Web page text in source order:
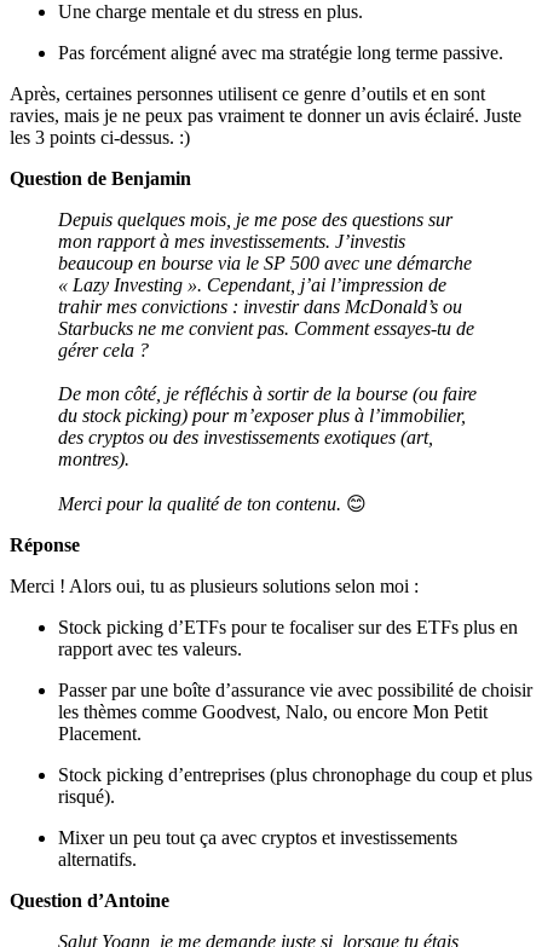
Une charge mentale et du stress en plus.
Pas forcément aligné avec ma stratégie long terme passive.
Après, certaines personnes utilisent ce genre d’outils et en sont
ravies, mais je ne peux pas vraiment te donner un avis éclairé. Juste
les 3 points ci-dessus. :)
Question de Benjamin
Depuis quelques mois, je me pose des questions sur
mon rapport à mes investissements. J’investis
beaucoup en bourse via le SP 500 avec une démarche
« Lazy Investing ». Cependant, j’ai l’impression de
trahir mes convictions : investir dans McDonald’s ou
Starbucks ne me convient pas. Comment essayes-tu de
gérer cela ?
De mon côté, je réfléchis à sortir de la bourse (ou faire
du stock picking) pour m’exposer plus à l’immobilier,
des cryptos ou des investissements exotiques (art,
montres).
Merci pour la qualité de ton contenu. 😊
Réponse
Merci ! Alors oui, tu as plusieurs solutions selon moi :
Stock picking d’ETFs pour te focaliser sur des ETFs plus en
rapport avec tes valeurs.
Passer par une boîte d’assurance vie avec possibilité de choisir
les thèmes comme Goodvest, Nalo, ou encore Mon Petit
Placement.
Stock picking d’entreprises (plus chronophage du coup et plus
risqué).
Mixer un peu tout ça avec cryptos et investissements
alternatifs.
Question d’Antoine
Salut Yoann, je me demande juste si, lorsque tu étais